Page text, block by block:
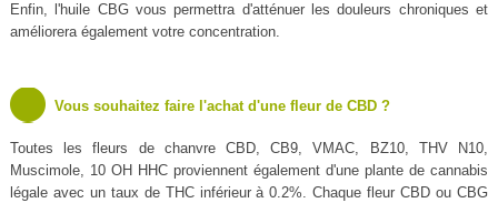
Enfin, l'huile CBG vous permettra d'atténuer les douleurs chroniques et
améliorera également votre concentration.
Vous souhaitez faire l'achat d'une fleur de CBD ?
Toutes les fleurs de chanvre CBD, CB9, VMAC, BZ10, THV N10,
Muscimole, 10 OH HHC proviennent également d'une plante de cannabis
légale avec un taux de THC inférieur à 0.2%. Chaque fleur CBD ou CBG